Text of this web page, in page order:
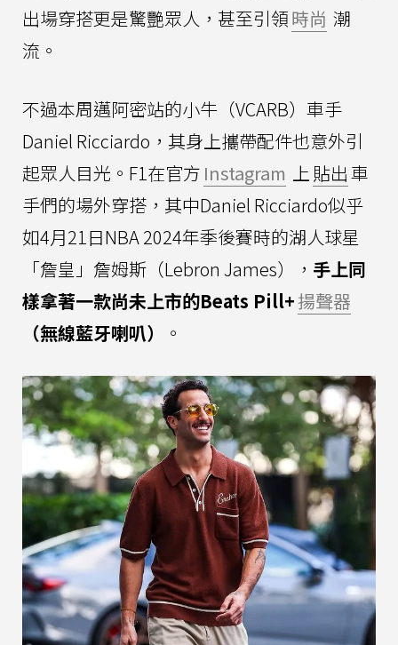
出場穿搭更是驚艷眾人，甚至引領時尚 潮
流。
不過本周邁阿密站的小牛（VCARB）車手
Daniel Ricciardo，其身上攜帶配件也意外引
起眾人目光。F1在官方 Instagram 上 貼出車
手們的場外穿搭，其中Daniel Ricciardo似乎
如4月21日NBA 2024年季後賽時的湖人球星
「詹皇」詹姆斯（Lebron James）， 手上同
樣拿著一款尚未上市的Beats Pill+揚聲器
（無線藍牙喇叭）
。